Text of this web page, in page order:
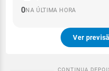
0NA ÚLTIMA HORA
Ver